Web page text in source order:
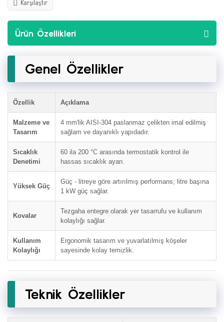
Karşılaştır
Ürün Özellikleri
Genel Özellikler
Özellik Açıklama
Malzeme ve
Tasarım
4 mm'lik AISI-304 paslanmaz çelikten imal edilmiş
sağlam ve dayanıklı yapıdadır.
Sıcaklık
Denetimi
60 ila 200 °C arasında termostatik kontrol ile
hassas sıcaklık ayarı.
Yüksek Güç
Güç - litreye göre artırılmış performans; litre başına
1 kW güç sağlar.
Kovalar
Tezgaha entegre olarak yer tasarrufu ve kullanım
kolaylığı sağlar.
Kullanım
Kolaylığı
Ergonomik tasarım ve yuvarlatılmış köşeler
sayesinde kolay temizlik.
Teknik Özellikler